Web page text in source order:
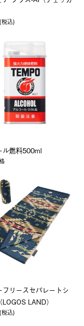
込)
ル燃料500ml
フリースセパレートシ
LOGOS LAND）
込)